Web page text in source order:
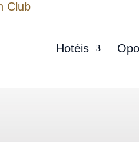
Hotéis